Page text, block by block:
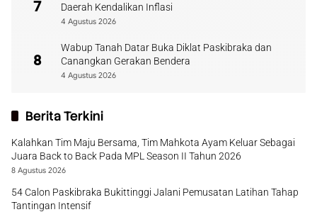
7 Daerah Kendalikan Inflasi
4 Agustus 2026
8
Wabup Tanah Datar Buka Diklat Paskibraka dan
Canangkan Gerakan Bendera
4 Agustus 2026
Berita Terkini
Kalahkan Tim Maju Bersama, Tim Mahkota Ayam Keluar Sebagai
Juara Back to Back Pada MPL Season II Tahun 2026
8 Agustus 2026
54 Calon Paskibraka Bukittinggi Jalani Pemusatan Latihan Tahap
Tantingan Intensif